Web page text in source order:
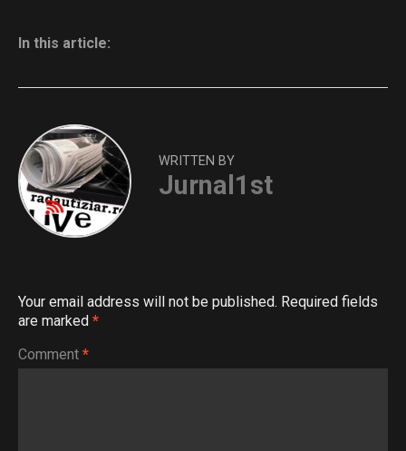
In this article:
WRITTEN BY
Jurnal1st
Your email address will not be published. Required fields
are marked *
Comment *